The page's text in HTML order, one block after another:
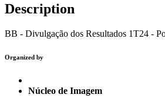
Description
BB - Divulgação dos Resultados 1T24 -
Organized by
Núcleo de Imagem